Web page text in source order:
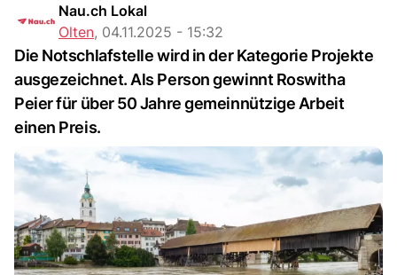
Nau.ch Lokal
Olten, 04.11.2025 - 15:32
Die Notschlafstelle wird in der Kategorie Projekte
ausgezeichnet. Als Person gewinnt Roswitha
Peier für über 50 Jahre gemeinnützige Arbeit
einen Preis.